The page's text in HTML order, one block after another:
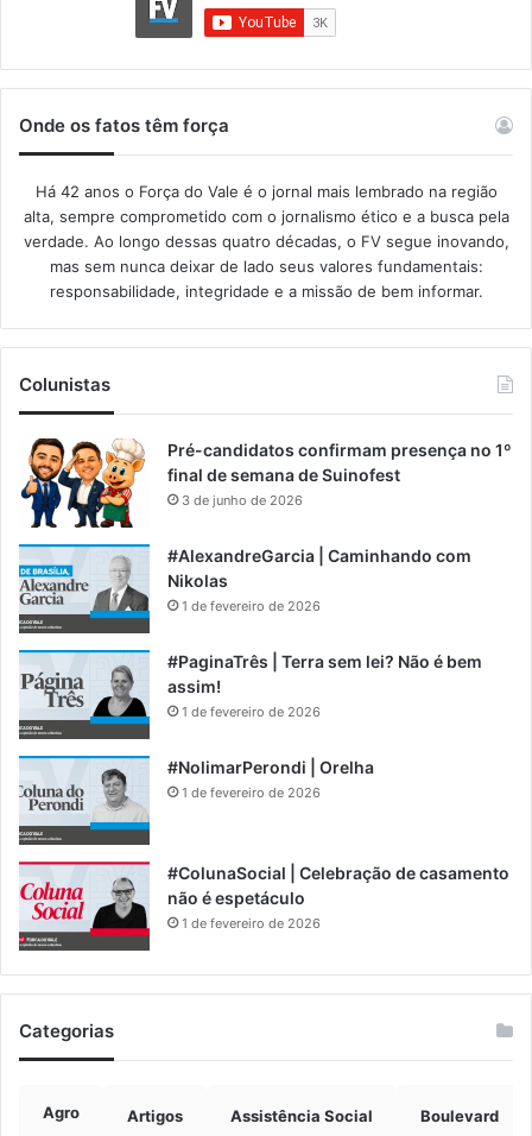
Onde os fatos têm força
Há 42 anos o Força do Vale é o jornal mais lembrado na região
alta, sempre comprometido com o jornalismo ético e a busca pela
verdade. Ao longo dessas quatro décadas, o FV segue inovando,
mas sem nunca deixar de lado seus valores fundamentais:
responsabilidade, integridade e a missão de bem informar.​
Colunistas
Pré-candidatos confirmam presença no 1º
final de semana de Suinofest
3 de junho de 2026
#AlexandreGarcia | Caminhando com
Nikolas
1 de fevereiro de 2026
#PaginaTrês | Terra sem lei? Não é bem
assim!
1 de fevereiro de 2026
#NolimarPerondi | Orelha
1 de fevereiro de 2026
#ColunaSocial | Celebração de casamento
não é espetáculo
1 de fevereiro de 2026
Categorias
Agro Artigos Assistência Social Boulevard